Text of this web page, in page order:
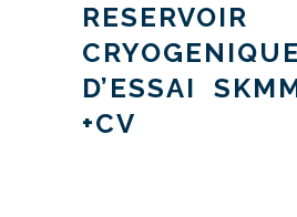
RESERVOIR
CRYOGENIQUE
D’ESSAI
+CV